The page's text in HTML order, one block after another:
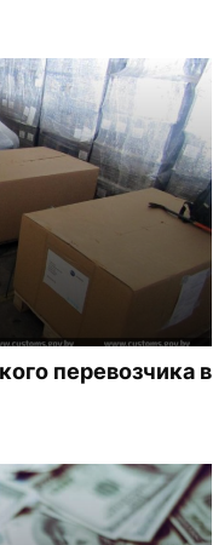
перевозчика в